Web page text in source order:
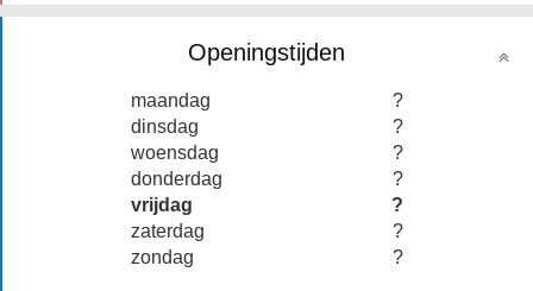
Openingstijden
maandag
?
dinsdag
?
woensdag
?
donderdag
?
vrijdag
?
zaterdag
?
zondag
?